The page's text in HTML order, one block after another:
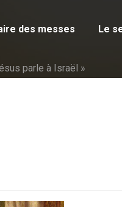
des messes Le
parle à Israël »